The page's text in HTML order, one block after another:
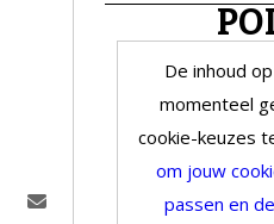
De inhoud
momenteel
cookie-keuzes
om jouw
passen en